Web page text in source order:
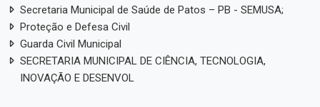
Secretaria Municipal de Saúde de Patos – PB - SEMUSA;
Proteção e Defesa Civil
Guarda Civil Municipal
SECRETARIA MUNICIPAL DE CIÊNCIA, TECNOLOGIA,
INOVAÇÃO E DESENVOL